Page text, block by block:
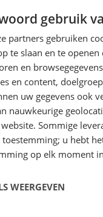
,elke dag
de lagers van
vorige in de
gebruik
partners gebruiken
te slaan en te
en
en content,
uw gegevens ook
nauwkeurige
Sommige
toestemming; u hebt
op elk moment
WEERGEVEN